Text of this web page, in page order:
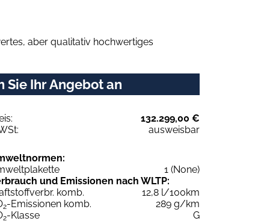
aber qualitativ hochwertiges
Ihr Angebot an
132.299,00 €
ausweisbar
1 (None)
und Emissionen nach WLTP:
komb.
12,8 l/100km
2-Emissionen komb.
289 g/km
2-Klasse
G